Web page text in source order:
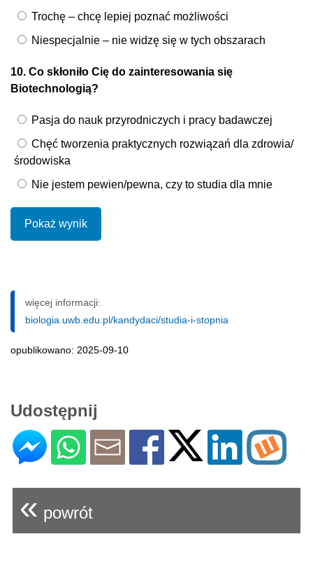
Trochę – chcę lepiej poznać możliwości
Niespecjalnie – nie widzę się w tych obszarach
10. Co skłoniło Cię do zainteresowania się
Biotechnologią?
Pasja do nauk przyrodniczych i pracy badawczej
Chęć tworzenia praktycznych rozwiązań dla zdrowia/
środowiska
Nie jestem pewien/pewna, czy to studia dla mnie
Pokaż wynik
więcej informacji:
biologia.uwb.edu.pl/kandydaci/studia-i-stopnia
opublikowano: 2025-09-10
Udostępnij
« powrót